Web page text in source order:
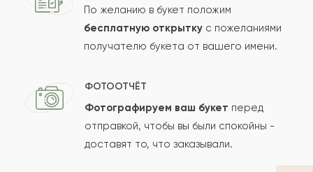
Оставить свой отзыв
Ваш e-mail
По желанию в букет положим
бесплатную открытку с пожеланиями
получателю букета от вашего имени.
ФОТООТЧЁТ
Фотографируем ваш букет перед
отправкой, чтобы вы были спокойны -
доставят то, что заказывали.